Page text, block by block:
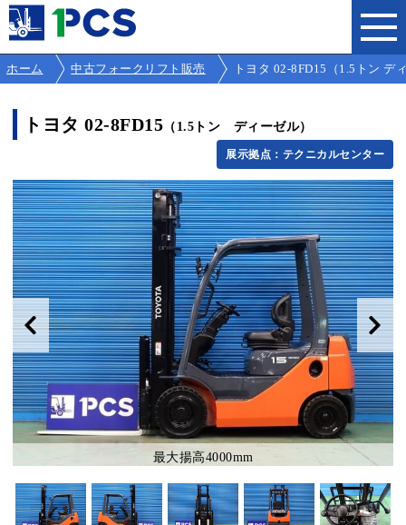
ホーム 中古フォークリフト販売 トヨタ 02-8FD15（1.5トン デ
トヨタ 02-8FD15 （1.5トン ディーゼル）
展示拠点：テクニカルセンター
最大揚高4000mm